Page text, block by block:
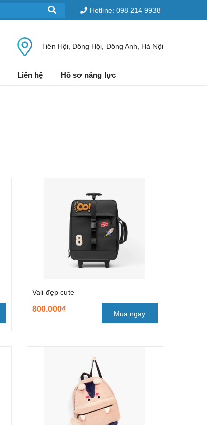
Hotline: 098 214 9938
Tiên Hội, Đông Hội, Đông Anh, Hà Nội
Liên hệ Hồ sơ năng lực
Vali đẹp cute
800.000₫
Mua ngay